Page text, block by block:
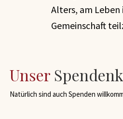
Alters, am Leben
Gemeinschaft
Unser
Natürlich sind auch Spenden